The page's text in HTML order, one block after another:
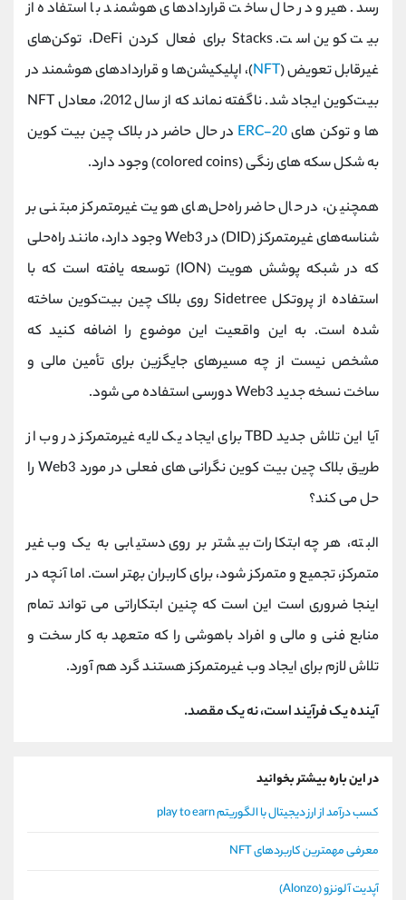
رسد. هیرو در حال ساخت قراردادهای هوشمند با استفاده از
بیت کوین است. Stacks برای فعال کردن DeFi، توکن‌های
غیرقابل تعویض (NFT)، اپلیکیشن‌ها و قراردادهای هوشمند در
بیت‌کوین ایجاد شد. ناگفته نماند که از سال 2012، معادل NFT
ها و توکن هایERC-20 در حال حاضر در بلاک چین بیت کوین
به شکل سکه های رنگی (colored coins) وجود دارد.
همچنین، در حال حاضر راه‌حل‌های هویت غیرمتمرکز مبتنی بر
شناسه‌های غیرمتمرکز (DID) در Web3 وجود دارد، مانند راه‌حلی
که در شبکه پوشش هویت (ION) توسعه یافته است که با
استفاده از پروتکل Sidetree روی بلاک چین بیت‌کوین ساخته
شده است. به این واقعیت این موضوع را اضافه کنید که
مشخص نیست از چه مسیرهای جایگزین برای تأمین مالی و
ساخت نسخه جدید Web3 دورسی استفاده می شود.
آیا این تلاش جدید TBD برای ایجاد یک لایه غیرمتمرکز در وب از
طریق بلاک چین بیت کوین نگرانی های فعلی در مورد Web3 را
حل می کند؟
البته، هر چه ابتکارات بیشتر بر روی دستیابی به یک وب غیر
متمرکز، تجمیع و متمرکز شود، برای کاربران بهتر است. اما آنچه در
اینجا ضروری است این است که چنین ابتکاراتی می تواند تمام
منابع فنی و مالی و افراد باهوشی را که متعهد به کار سخت و
تلاش لازم برای ایجاد وب غیرمتمرکز هستند گرد هم آورد.
آینده یک فرآیند است، نه یک مقصد.
در این باره بیشتر بخوانید
کسب درآمد از ارز دیجیتال با الگوریتم play to earn
معرفی مهمترین کاربردهای NFT
آپدیت آلونزو (Alonzo)